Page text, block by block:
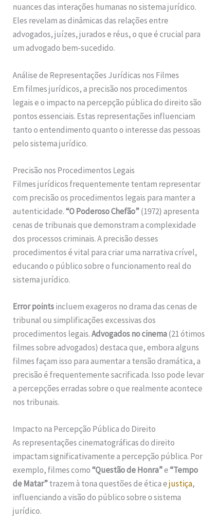
nuances das interações humanas no sistema jurídico.
Eles revelam as dinâmicas das relações entre
advogados, juízes, jurados e réus, o que é crucial para
um advogado bem-sucedido.
Análise de Representações Jurídicas nos Filmes
Em filmes jurídicos, a precisão nos procedimentos
legais e o impacto na percepção pública do direito são
pontos essenciais. Estas representações influenciam
tanto o entendimento quanto o interesse das pessoas
pelo sistema jurídico.
Precisão nos Procedimentos Legais
Filmes jurídicos frequentemente tentam representar
com precisão os procedimentos legais para manter a
autenticidade.“O Poderoso Chefão”(1972) apresenta
cenas de tribunais que demonstram a complexidade
dos processos criminais. A precisão desses
procedimentos é vital para criar uma narrativa crível,
educando o público sobre o funcionamento real do
sistema jurídico.
Error pointsincluem exageros no drama das cenas de
tribunal ou simplificações excessivas dos
procedimentos legais.Advogados no cinema(21 ótimos
filmes sobre advogados) destaca que, embora alguns
filmes façam isso para aumentar a tensão dramática, a
precisão é frequentemente sacrificada. Isso pode levar
a percepções erradas sobre o que realmente acontece
nos tribunais.
Impacto na Percepção Pública do Direito
As representações cinematográficas do direito
impactam significativamente a percepção pública. Por
exemplo, filmes como“Questão de Honra”e“Tempo
de Matar”trazem à tona questões de ética ejustiça,
influenciando a visão do público sobre o sistema
jurídico.